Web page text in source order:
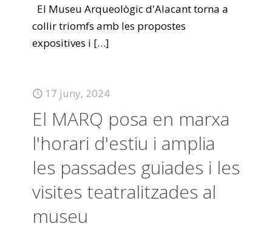
El Museu Arqueològic d'Alacant torna a
collir triomfs amb les propostes
expositives i […]
17 juny, 2024
El MARQ posa en marxa
l'horari d'estiu i amplia
les passades guiades i les
visites teatralitzades al
museu